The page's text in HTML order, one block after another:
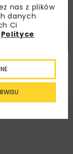
nas z plików
danych
Ci
Polityce